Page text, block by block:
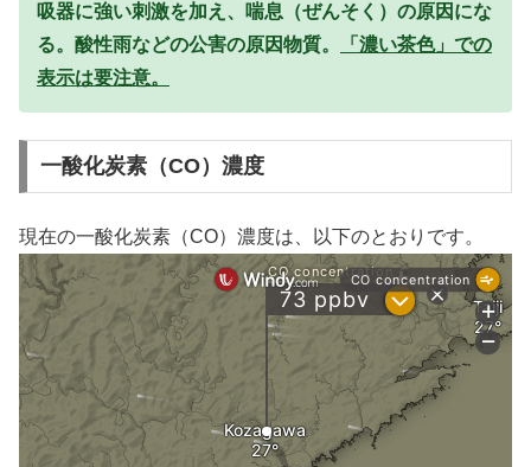
吸器に強い刺激を加え、喘息（ぜんそく）の原因にな
る。酸性雨などの公害の原因物質。
「濃い茶色」での
表示は要注意。
一酸化炭素（CO）濃度
現在の一酸化炭素（CO）濃度は、以下のとおりです。